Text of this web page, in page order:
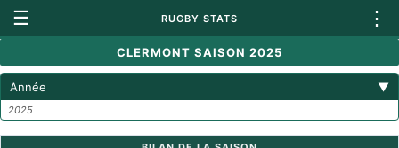
☰ RUGBY STATS ⋮
CLERMONT SAISON 2025
Année ▼
2025